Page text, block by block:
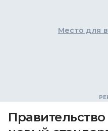
Место для